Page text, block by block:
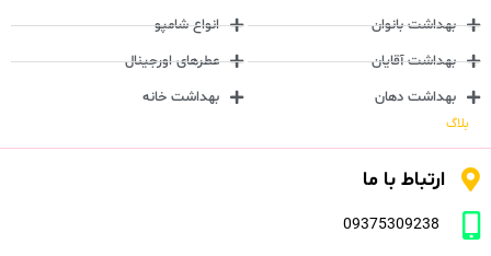
بهداشت بانوان
بهداشت آقایان
بهداشت دهان
انواع شامپو
عطرهای اورجینال
بهداشت خانه
بلاگ
ارتباط با ما
09375309238